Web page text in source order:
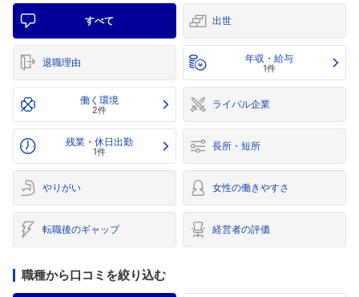
すべて 出世
退職理由 年収・給与
1件
働く環境
2件 ライバル企業
残業・休日出勤
1件 長所・短所
やりがい 女性の働きやすさ
転職後のギャップ 経営者の評価
職種から口コミを絞り込む